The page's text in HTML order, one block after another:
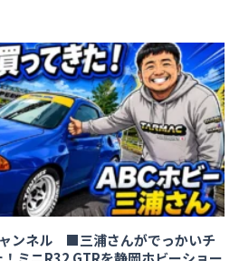
ンネル ■三浦さんがでっかいチ